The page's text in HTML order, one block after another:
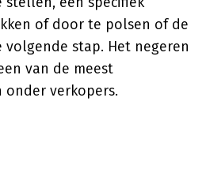
of door te polsen of de
stap. Het negeren
van de meest
verkopers.